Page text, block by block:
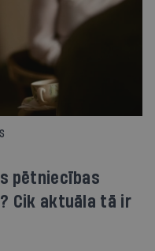
pētniecības
Cik aktuāla tā ir